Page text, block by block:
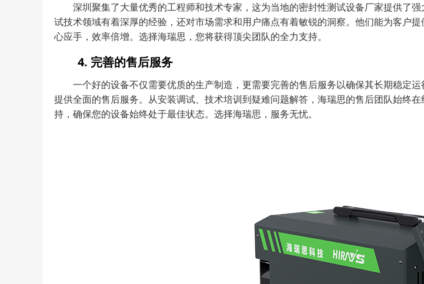
深圳聚集了大量优秀的工程师和技术专家，这为当地的密封性测试设备厂家提供了
试技术领域有着深厚的经验，还对市场需求和用户痛点有着敏锐的洞察。他们能为客户
心应手，效率倍增。选择海瑞思，您将获得顶尖团队的全力支持。
4. 完善的售后服务
一个好的设备不仅需要优质的生产制造，更需要完善的售后服务以确保其长期稳定
提供全面的售后服务。从安装调试、技术培训到疑难问题解答，海瑞思的售后团队始终
持，确保您的设备始终处于最佳状态。选择海瑞思，服务无忧。